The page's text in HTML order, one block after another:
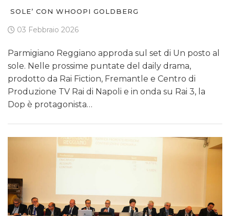
SOLE’ CON WHOOPI GOLDBERG
03 Febbraio 2026
Parmigiano Reggiano approda sul set di Un posto al
sole. Nelle prossime puntate del daily drama,
prodotto da Rai Fiction, Fremantle e Centro di
Produzione TV Rai di Napoli e in onda su Rai 3, la
Dop è protagonista…